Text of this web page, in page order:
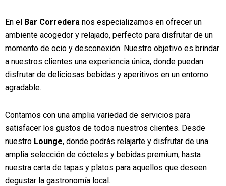
En el Bar Corredera nos especializamos en ofrecer un
ambiente acogedor y relajado, perfecto para disfrutar de un
momento de ocio y desconexión. Nuestro objetivo es brindar
a nuestros clientes una experiencia única, donde puedan
disfrutar de deliciosas bebidas y aperitivos en un entorno
agradable.
Contamos con una amplia variedad de servicios para
satisfacer los gustos de todos nuestros clientes. Desde
nuestro Lounge, donde podrás relajarte y disfrutar de una
amplia selección de cócteles y bebidas premium, hasta
nuestra carta de tapas y platos para aquellos que deseen
degustar la gastronomía local.